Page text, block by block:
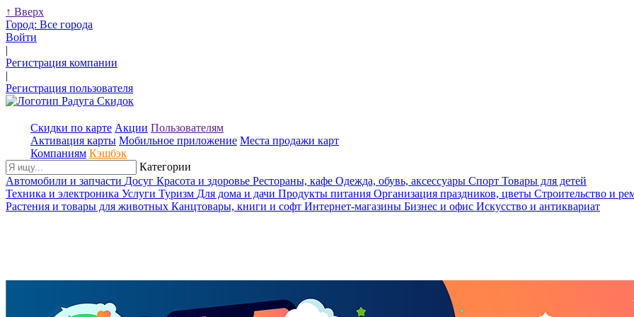
↑ Вверх
Город: Все города
Войти
|
Регистрация компании
|
Регистрация пользователя
Скидки по карте Акции Пользователям
Активация карты Мобильное приложение Места продажи карт
Компаниям Кэшбэк
Категории
Автомобили и запчасти Досуг Красота и здоровье Рестораны, кафе Одежда, обувь, аксессуары Спорт Товары для детей
Техника и электроника Услуги Туризм Для дома и дачи Продукты питания Организация праздников, цветы Строительство и
Растения и товары для животных Канцтовары, книги и софт Интернет-магазины Бизнес и офис Искусство и антиквариат